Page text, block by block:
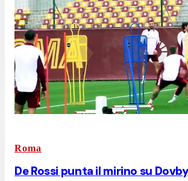
Roma
De Rossi punta il mirino su